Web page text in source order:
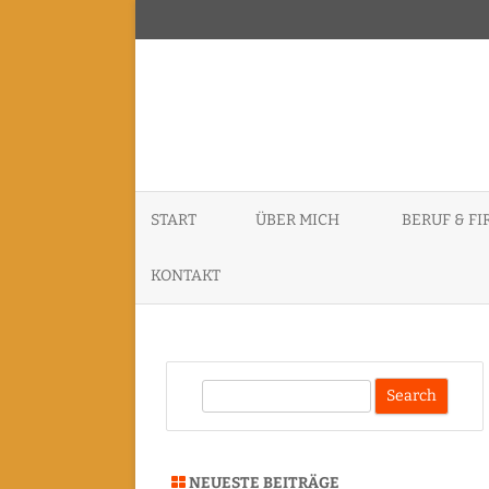
START ÜBER MICH BERUF &
PURISM SPC
VORTRÄGE,
KONTAKT
NEUESTE BEITRÄGE